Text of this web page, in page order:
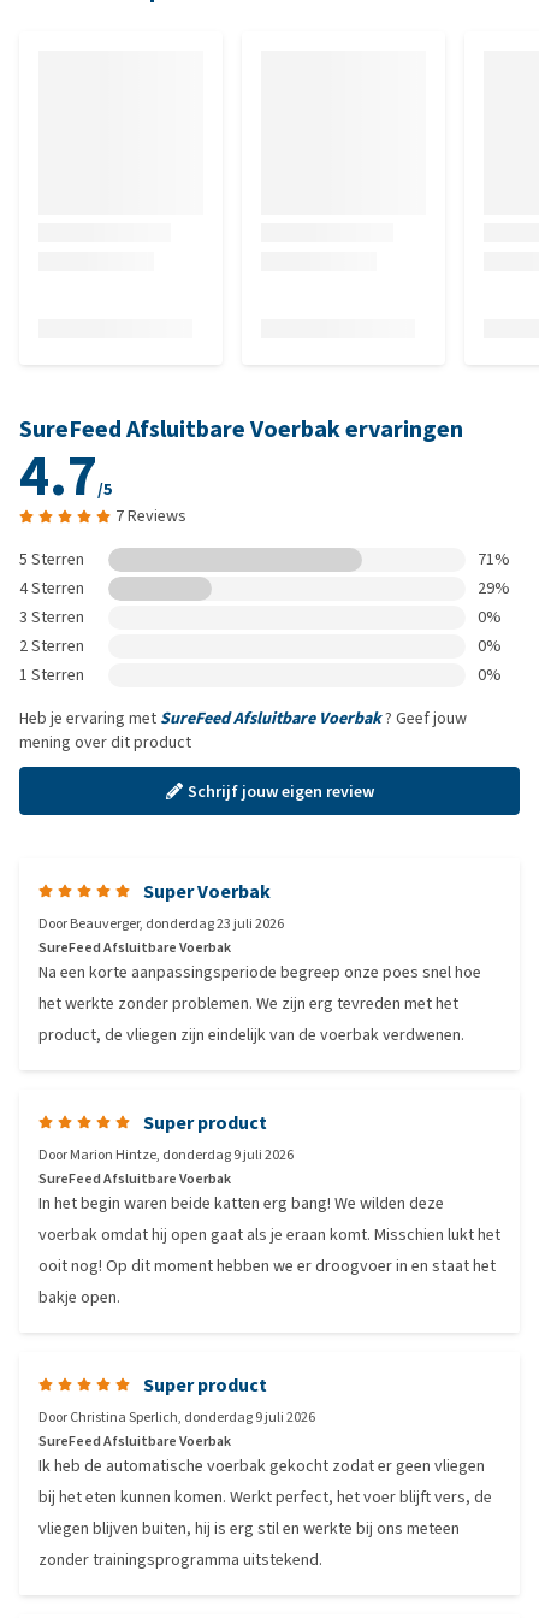
SureFeed Afsluitbare Voerbak ervaringen
4.7/5
7 Reviews
5 Sterren
71%
4 Sterren
29%
3 Sterren
0%
2 Sterren
0%
1 Sterren
0%
Heb je ervaring met SureFeed Afsluitbare Voerbak? Geef jouw
mening over dit product
Schrijf jouw eigen review
Super Voerbak
DoorBeauverger, donderdag 23 juli 2026
SureFeed Afsluitbare Voerbak
Na een korte aanpassingsperiode begreep onze poes snel hoe
het werkte zonder problemen. We zijn erg tevreden met het
product, de vliegen zijn eindelijk van de voerbak verdwenen.
Super product
DoorMarion Hintze, donderdag 9 juli 2026
SureFeed Afsluitbare Voerbak
In het begin waren beide katten erg bang! We wilden deze
voerbak omdat hij open gaat als je eraan komt. Misschien lukt het
ooit nog! Op dit moment hebben we er droogvoer in en staat het
bakje open.
Super product
DoorChristina Sperlich, donderdag 9 juli 2026
SureFeed Afsluitbare Voerbak
Ik heb de automatische voerbak gekocht zodat er geen vliegen
bij het eten kunnen komen. Werkt perfect, het voer blijft vers, de
vliegen blijven buiten, hij is erg stil en werkte bij ons meteen
zonder trainingsprogramma uitstekend.